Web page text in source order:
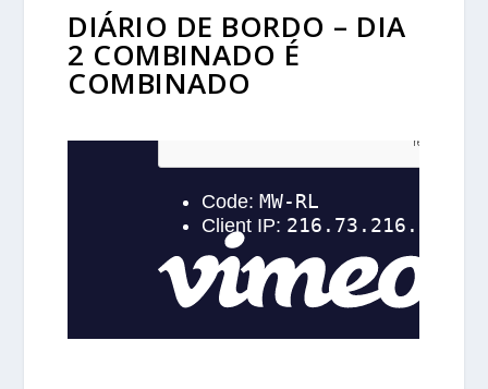
DIÁRIO DE BORDO – DIA
2 COMBINADO É
COMBINADO